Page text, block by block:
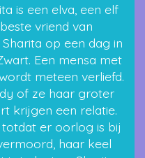
is een elva, een elf
vriend van
op een dag in
Een mensa met
meteen verliefd.
of ze haar groter
krijgen een relatie.
er oorlog is bij
haar keel